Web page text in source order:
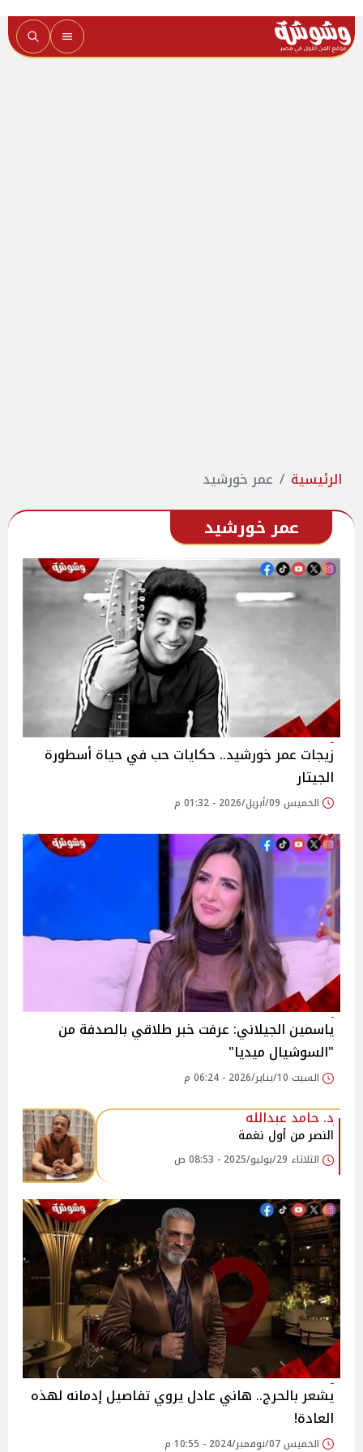
الرئيسية عمر خورشيد
عمر خورشيد
زيجات عمر خورشيد.. حكايات حب في حياة أسطورة
الجيتار
الخميس 09/أبريل/2026 - 01:32 م
ياسمين الجيلاني: عرفت خبر طلاقي بالصدفة من
"السوشيال ميديا"
السبت 10/يناير/2026 - 06:24 م
د. حامد عبدالله
النصر من أول نغمة
الثلاثاء 29/يوليو/2025 - 08:53 ص
يشعر بالحرج.. هاني عادل يروي تفاصيل إدمانه لهذه
العادة!
الخميس 07/نوفمبر/2024 - 10:55 م